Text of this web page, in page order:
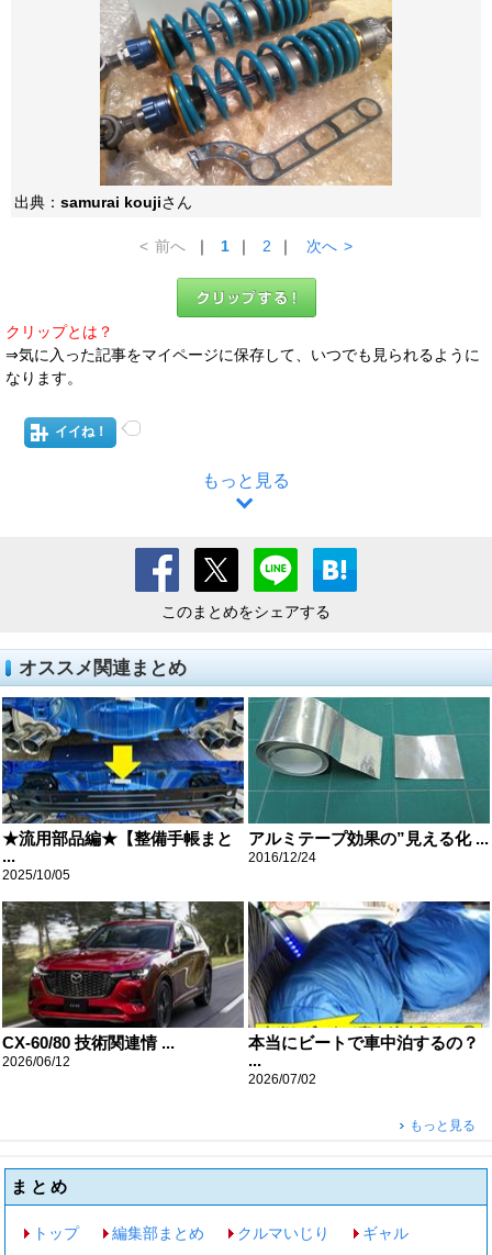
出典： samurai koujiさん
< 前へ ｜ 1 ｜ 2 ｜ 次へ >
クリップとは？
⇒気に入った記事をマイページに保存して、いつでも見られるように
なります。
イイね！
もっと見る
このまとめをシェアする
オススメ関連まとめ
★流用部品編★【整備手帳まと
...
2025/10/05
アルミテープ効果の”見える化 ...
2016/12/24
CX-60/80 技術関連情 ...
2026/06/12
本当にビートで車中泊するの？
...
2026/07/02
もっと見る
まとめ
トップ 編集部まとめ クルマいじり ギャル